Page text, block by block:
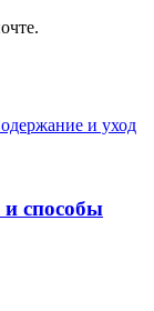
и уход
способы